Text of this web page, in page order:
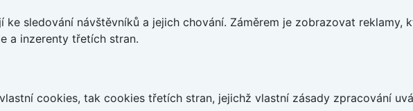
ke sledování návštěvníků a jejich chování. Záměrem je zobrazovat
a inzerenty třetích stran.
cookies, tak cookies třetích stran, jejichž vlastní zásady zpracování